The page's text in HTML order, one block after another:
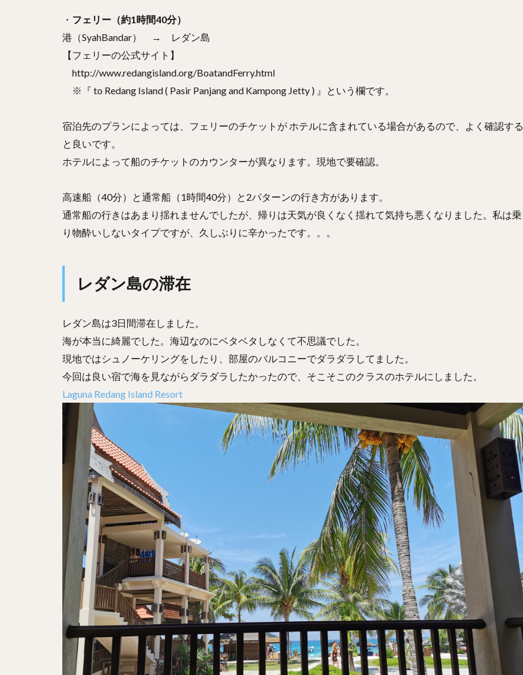
・ フェリー（約1時間40分）
港（SyahBandar） → レダン島
【フェリーの公式サイト】
http://www.redangisland.org/BoatandFerry.html
※『 to Redang Island ( Pasir Panjang and Kampong Jetty ) 』という欄です。
宿泊先のプランによっては、フェリーのチケットが ホテルに含まれている場合があるので、よく確認する
と良いです。
ホテルによって船のチケットのカウンターが異なります。現地で要確認。
高速船（40分）と通常船（1時間40分）と2パターンの行き方があります。
通常船の行きはあまり揺れませんでしたが、帰りは天気が良くなく揺れて気持ち悪くなりました。私は乗
り物酔いしないタイプですが、久しぶりに辛かったです。。。
レダン島の滞在
レダン島は3日間滞在しました。
海が本当に綺麗でした。海辺なのにベタベタしなくて不思議でした。
現地ではシュノーケリングをしたり、部屋のバルコニーでダラダラしてました。
今回は良い宿で海を見ながらダラダラしたかったので、そこそこのクラスのホテルにしました。
Laguna Redang Island Resort